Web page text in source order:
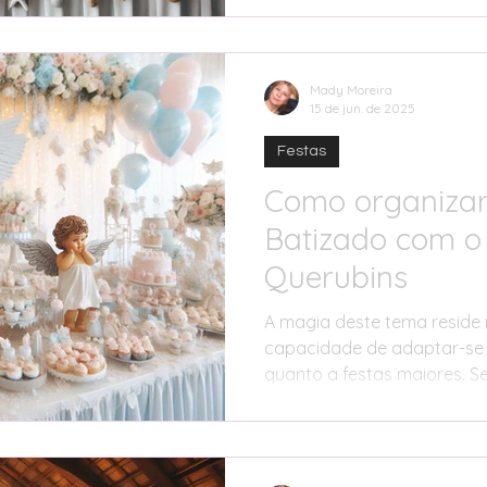
esta temática especial.
Como
Batizado com
Querubins
A magia deste tema
capacidade de adaptar-
quanto a festas maiores.
Querubins pode ser
personalizada,
Festas
Mady Moreira
15 de jun. de 2025